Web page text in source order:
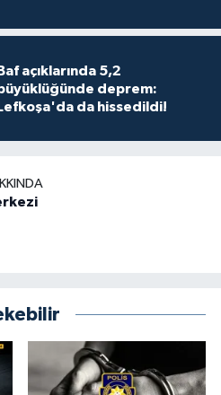
açıklarında 5,2
deprem:
da hissedildi!